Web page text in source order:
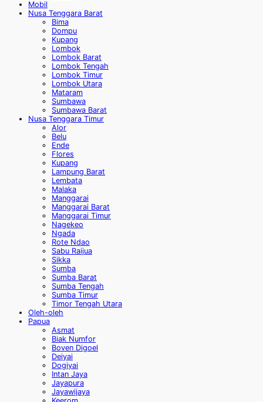
Mobil
Nusa Tenggara Barat
Bima
Dompu
Kupang
Lombok
Lombok Barat
Lombok Tengah
Lombok Timur
Lombok Utara
Mataram
Sumbawa
Sumbawa Barat
Nusa Tenggara Timur
Alor
Belu
Ende
Flores
Kupang
Lampung Barat
Lembata
Malaka
Manggarai
Manggarai Barat
Manggarai Timur
Nagekeo
Ngada
Rote Ndao
Sabu Raijua
Sikka
Sumba
Sumba Barat
Sumba Tengah
Sumba Timur
Timor Tengah Utara
Oleh-oleh
Papua
Asmat
Biak Numfor
Boven Digoel
Deiyai
Dogiyai
Intan Jaya
Jayapura
Jayawijaya